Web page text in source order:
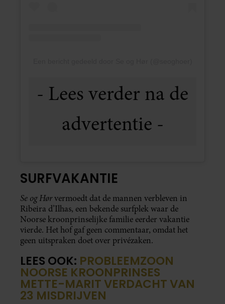
SURFVAKANTIE
Se og Hørvermoedt dat de mannen verbleven in
Ribeira d’Ilhas, een bekende surfplek waar de
Noorse kroonprinselijke familie eerder vakantie
vierde. Het hof gaf geen commentaar, omdat het
geen uitspraken doet over privézaken.
LEES OOK: PROBLEEMZOON
NOORSE KROONPRINSES
METTE-MARIT VERDACHT VAN
23 MISDRIJVEN